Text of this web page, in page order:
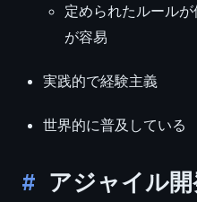
定められたルール
が容易
実践的で経験主義
世界的に普及している
アジャイル